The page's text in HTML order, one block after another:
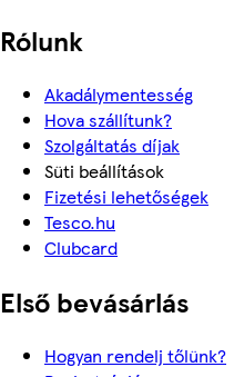
Rólunk
Akadálymentesség
Hova szállítunk?
Szolgáltatás díjak
Süti beállítások
Fizetési lehetőségek
Tesco.hu
Clubcard
Első bevásárlás
Hogyan rendelj tőlünk?